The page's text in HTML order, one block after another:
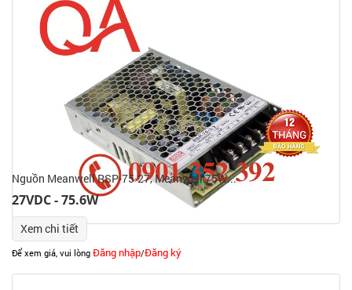
Nguồn Meanwell RSP-75-27, Meanwell 75W...
27VDC - 75.6W
Xem chi tiết
Để xem giá, vui lòng Đăng nhập/Đăng ký